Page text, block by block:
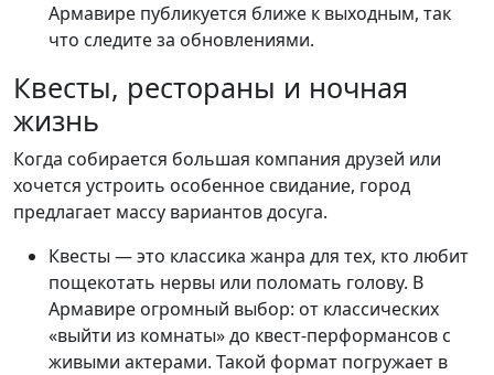
Армавире публикуется ближе к выходным, так
что следите за обновлениями.
Квесты, рестораны и ночная
жизнь
Когда собирается большая компания друзей или
хочется устроить особенное свидание, город
предлагает массу вариантов досуга.
Квесты — это классика жанра для тех, кто любит
пощекотать нервы или поломать голову. В
Армавире огромный выбор: от классических
«выйти из комнаты» до квест-перформансов с
живыми актерами. Такой формат погружает в